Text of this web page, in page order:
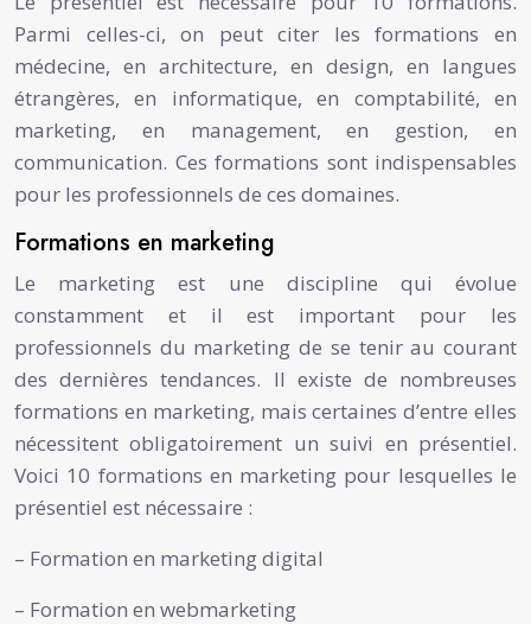
Parmi celles-ci, on peut citer les formations en
médecine, en architecture, en design, en langues
étrangères, en informatique, en comptabilité, en
marketing, en management, en gestion, en
communication. Ces formations sont indispensables
pour les professionnels de ces domaines.
Formations en marketing
Le marketing est une discipline qui évolue
constamment et il est important pour les
professionnels du marketing de se tenir au courant
des dernières tendances. Il existe de nombreuses
formations en marketing, mais certaines d’entre elles
nécessitent obligatoirement un suivi en présentiel.
Voici 10 formations en marketing pour lesquelles le
présentiel est nécessaire :
– Formation en marketing digital
– Formation en webmarketing